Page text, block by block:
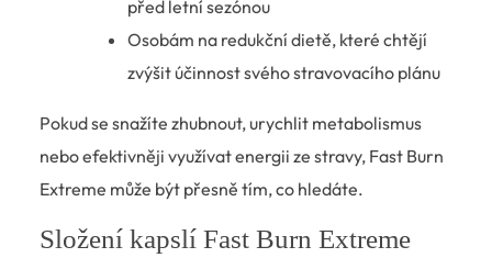
před letní sezónou
Osobám na redukční dietě, které chtějí
zvýšit účinnost svého stravovacího plánu
Pokud se snažíte zhubnout, urychlit metabolismus
nebo efektivněji využívat energii ze stravy, Fast Burn
Extreme může být přesně tím, co hledáte.
Složení kapslí Fast Burn Extreme